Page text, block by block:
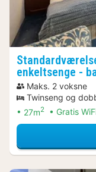
enkeltsenge -
Maks. 2 voksne
Twinseng og
27m2 Gratis